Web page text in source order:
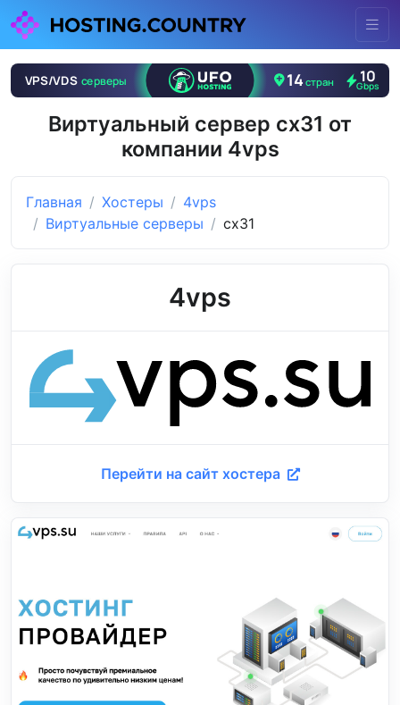
Виртуальный сервер cx31 от
компании 4vps
Главная Хостеры
4vps
Виртуальные серверы
cx31
4vps
Перейти на сайт хостера